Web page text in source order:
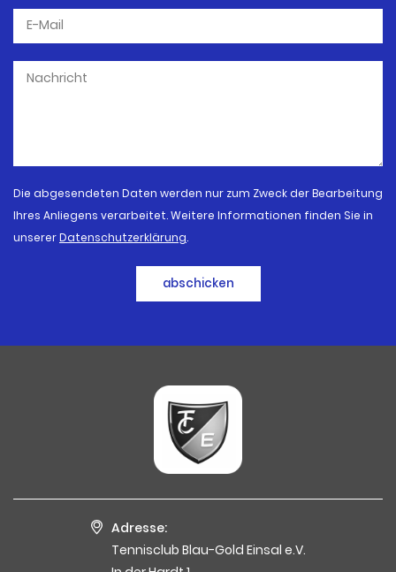
Die abgesendeten Daten werden nur zum Zweck der Bearbeitung
Ihres Anliegens verarbeitet. Weitere Informationen finden Sie in
unsererDatenschutzerklärung.
abschicken
Adresse:
Tennisclub Blau-Gold Einsal e.V.